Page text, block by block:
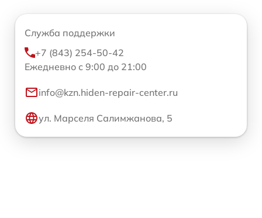
Служба поддержки
+7 (843) 254-50-42
Ежедневно с 9:00 до 21:00
info@kzn.hiden-repair-center.ru
ул. Марселя Салимжанова, 5